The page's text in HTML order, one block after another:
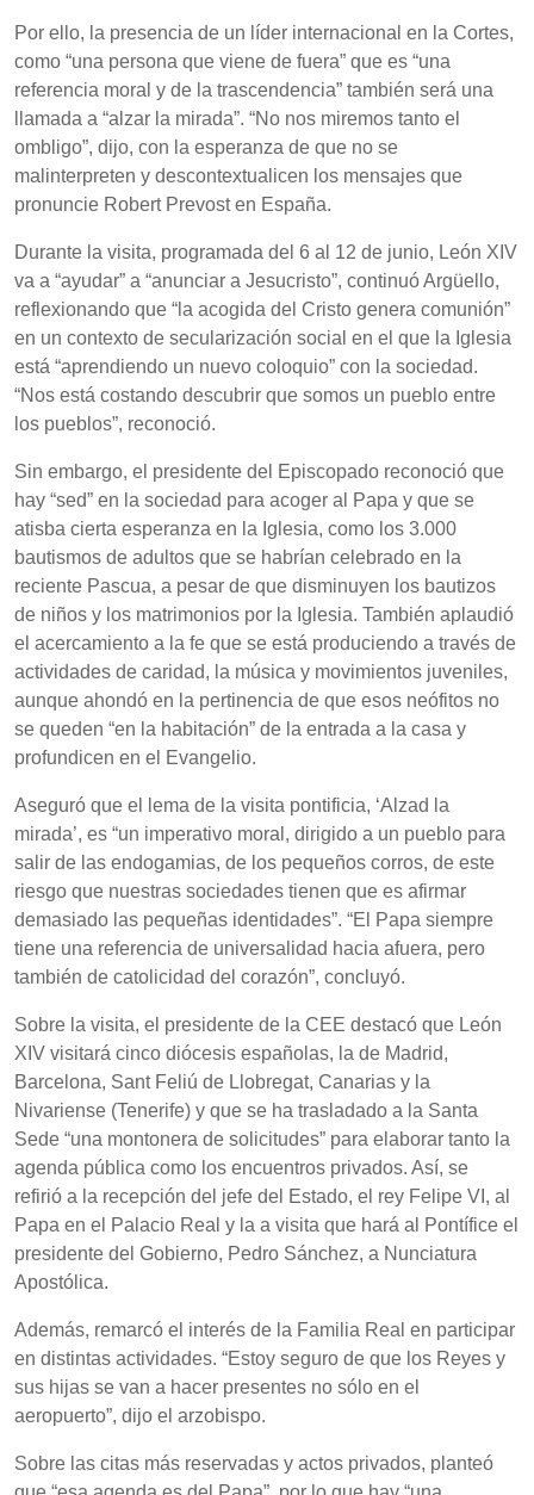
Por ello, la presencia de un líder internacional en la Cortes,
como “una persona que viene de fuera” que es “una
referencia moral y de la trascendencia” también será una
llamada a “alzar la mirada”. “No nos miremos tanto el
ombligo”, dijo, con la esperanza de que no se
malinterpreten y descontextualicen los mensajes que
pronuncie Robert Prevost en España.
Durante la visita, programada del 6 al 12 de junio, León XIV
va a “ayudar” a “anunciar a Jesucristo”, continuó Argüello,
reflexionando que “la acogida del Cristo genera comunión”
en un contexto de secularización social en el que la Iglesia
está “aprendiendo un nuevo coloquio” con la sociedad.
“Nos está costando descubrir que somos un pueblo entre
los pueblos”, reconoció.
Sin embargo, el presidente del Episcopado reconoció que
hay “sed” en la sociedad para acoger al Papa y que se
atisba cierta esperanza en la Iglesia, como los 3.000
bautismos de adultos que se habrían celebrado en la
reciente Pascua, a pesar de que disminuyen los bautizos
de niños y los matrimonios por la Iglesia. También aplaudió
el acercamiento a la fe que se está produciendo a través de
actividades de caridad, la música y movimientos juveniles,
aunque ahondó en la pertinencia de que esos neófitos no
se queden “en la habitación” de la entrada a la casa y
profundicen en el Evangelio.
Aseguró que el lema de la visita pontificia, ‘Alzad la
mirada’, es “un imperativo moral, dirigido a un pueblo para
salir de las endogamias, de los pequeños corros, de este
riesgo que nuestras sociedades tienen que es afirmar
demasiado las pequeñas identidades”. “El Papa siempre
tiene una referencia de universalidad hacia afuera, pero
también de catolicidad del corazón”, concluyó.
Sobre la visita, el presidente de la CEE destacó que León
XIV visitará cinco diócesis españolas, la de Madrid,
Barcelona, Sant Feliú de Llobregat, Canarias y la
Nivariense (Tenerife) y que se ha trasladado a la Santa
Sede “una montonera de solicitudes” para elaborar tanto la
agenda pública como los encuentros privados. Así, se
refirió a la recepción del jefe del Estado, el rey Felipe VI, al
Papa en el Palacio Real y la a visita que hará al Pontífice el
presidente del Gobierno, Pedro Sánchez, a Nunciatura
Apostólica.
Además, remarcó el interés de la Familia Real en participar
en distintas actividades. “Estoy seguro de que los Reyes y
sus hijas se van a hacer presentes no sólo en el
aeropuerto”, dijo el arzobispo.
Sobre las citas más reservadas y actos privados, planteó